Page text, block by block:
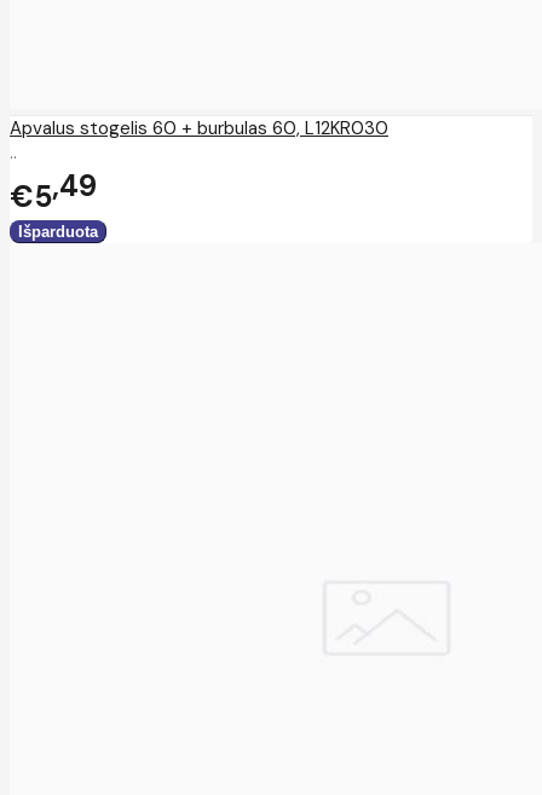
Apvalus stogelis 60 + burbulas 60, L12KR030
..
€5 49